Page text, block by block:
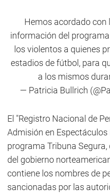
Hemos acordado con
información del programa
los violentos a quienes
estadios de fútbol, para
a los mismos
— Patricia Bullrich
El "Registro Nacional de
Admisión en Espectáculos
programa Tribuna
del gobierno
contiene los nombres de
sancionadas por las